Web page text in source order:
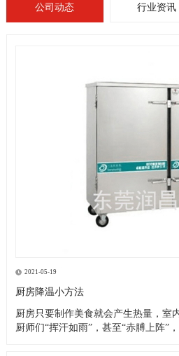
公司动态 行业资讯
2021-05-19
厨房降温小方法
厨房只要制作美食就会产生热量，室
厨师们“挥汗如雨”，甚至“赤膊上阵”